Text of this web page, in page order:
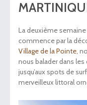
La deuxième
commence par la
Village de la Pointe,
nous balader dans
jusqu’aux spots de
merveilleux littoral